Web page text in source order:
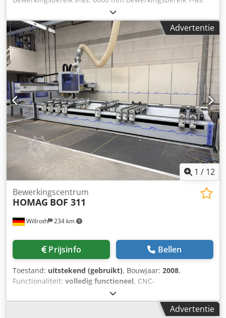
1750 mm Werkvlak: met vacuüm-console-oplegpunten
Vermogen hoofdspindel: 12 kW Aantal gecontroleerde
assen: 5 assen Credpfx Ahex A Hczjtsf Aantal boorspindels:
30 Aantal gereedschapsplaatsen: 72
Advertentie
1 / 12
Willroth 234 km
Bewerkingscentrum
HOMAG BOF 311
Prijsinfo Bellen
Toestand: uitstekend (gebruikt), Bouwjaar: 2008,
Functionaliteit: volledig functioneel, CNC-
bewerkingscentrum HOMAG BOF 311 Beschikbaar vanaf
augustus 2026 - Bouwjaar 2008 (jaarlijks onderhouden
door HOMAG) - In 2024 is de hoofdspil gereviseerd -Advertentie